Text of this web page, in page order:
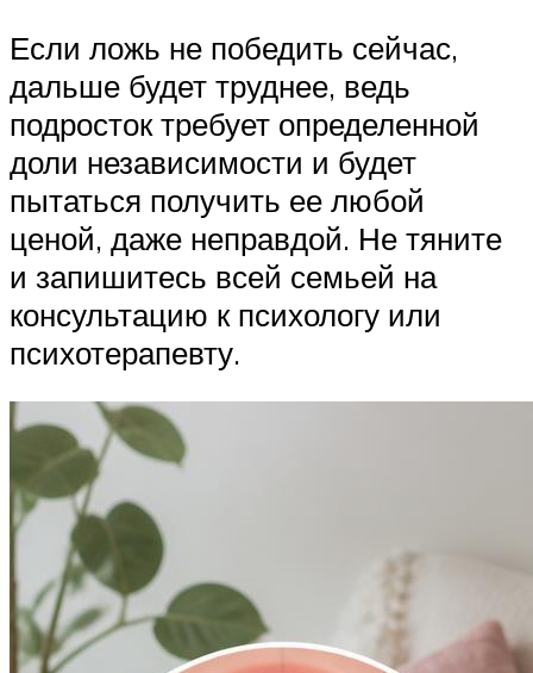
Если ложь не победить сейчас,
дальше будет труднее, ведь
подросток требует определенной
доли независимости и будет
пытаться получить ее любой
ценой, даже неправдой. Не тяните
и запишитесь всей семьей на
консультацию к психологу или
психотерапевту.